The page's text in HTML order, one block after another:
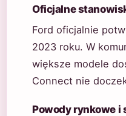
Oficjalne
Ford oficjalnie
2023 roku. W
większe modele
Connect nie
Powody rynkowe i